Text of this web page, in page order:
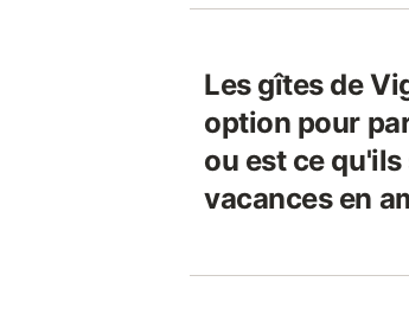
Les gîtes de
option pour
ou est ce
vacances en